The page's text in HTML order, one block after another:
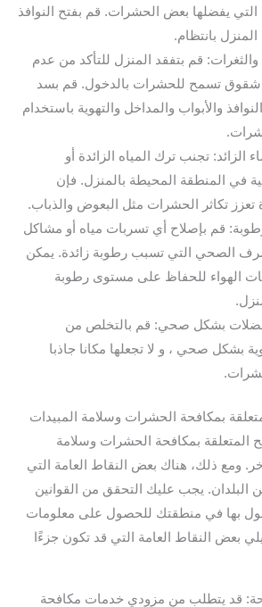
التي يفضلها بعض الحشرات. قم بفتح النوافذ
المنزل بانتظام.
قم بتفقد المنزل للتأكد من عدم
شقوق تسمح للحشرات بالدخول. قم بسد
والأبواب والمداخل والتهوية باستخدام
الزائد: تجنب ترك المياه الزائدة أو
في المنطقة المحيطة بالمنزل. فإن
تعزز تكاثر الحشرات مثل البعوض والذباب.
قم بإصلاح أي تسربات مياه أو مشاكل
الصحي التي تسبب رطوبة زائدة. يمكن
الهواء للحفاظ على مستوى رطوبة
بشكل صحي: قم بالتخلص من
بشكل صحي ، و لا تجعلها مكانا جاذبا
المتعلقة بمكافحة الحشرات وسلامة
ومع ذلك، هناك بعض النقاط العامة التي
البلدان. يجب عليك التحقق من القوانين
بها في منطقتك للحصول على معلومات
بعض النقاط العامة التي قد تكون جزءًا
قد يتطلب من مزودي خدمات مكافحة